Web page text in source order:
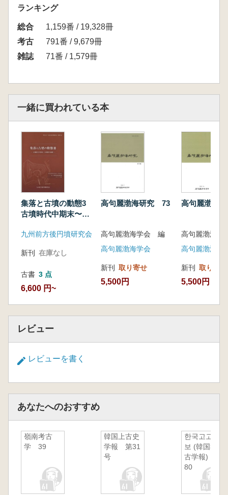
ランキング
総合
1,159番 / 19,328冊
考古
791番 / 9,679冊
雑誌
71番 / 1,579冊
一緒に買われている本
集落と古墳の動態3
古墳時代中期末〜古
九州前方後円墳研究会
新刊 在庫なし
古書 3 点
6,600 円~
高句麗渤海研究 73
高句麗渤海学会 編
高句麗渤海学会
新刊 取り寄せ
5,500円
高句麗渤海
高句麗渤海
高句麗渤海学
新刊 取り寄せ
5,500円
レビュー
レビューを書く
あなたへのおすすめ
嶺南考古
学 39
韓国上古史
学報 第31
号
한국고고학
보 (韓国考
古学報)
80